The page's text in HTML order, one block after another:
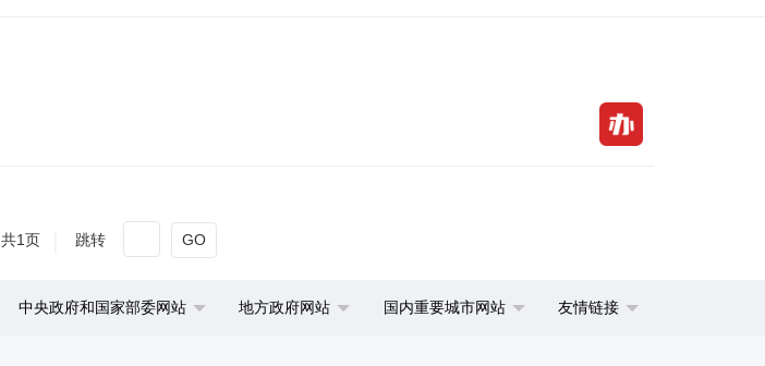
共1页 跳转 GO
中央政府和国家部委网站 地方政府网站 国内重要城市网站 友情链接